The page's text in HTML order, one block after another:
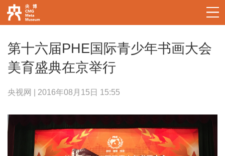
第十六届PHE国际青少年书画大会
美育盛典在京举行
央视网 | 2016年08月15日 15:55